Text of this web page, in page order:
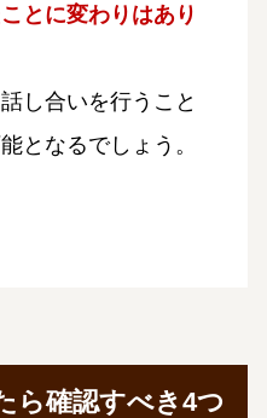
とに変わりはあり
し合いを行うこと
となるでしょう。
ら確認すべき4つ